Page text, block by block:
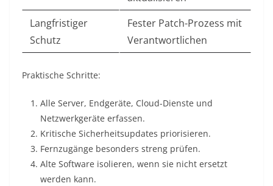
Langfristiger
Schutz
Fester Patch-Prozess mit
Verantwortlichen
Praktische Schritte:
Alle Server, Endgeräte, Cloud-Dienste und
Netzwerkgeräte erfassen.
Kritische Sicherheitsupdates priorisieren.
Fernzugänge besonders streng prüfen.
Alte Software isolieren, wenn sie nicht ersetzt
werden kann.